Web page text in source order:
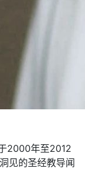
2000年至2012
见的圣经教导闻